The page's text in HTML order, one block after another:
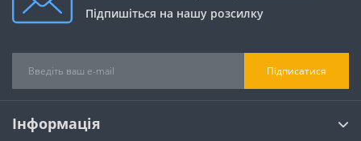
Підпишіться на нашу розсилку
Підписатися
Інформація